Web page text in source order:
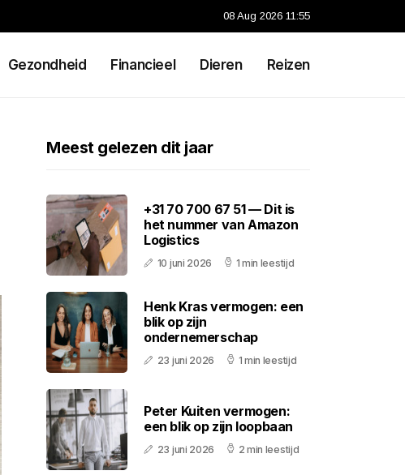
08 Aug 2026 11:55
Gezondheid Financieel Dieren Reizen
Meest gelezen dit jaar
+31 70 700 67 51 — Dit is
het nummer van Amazon
Logistics
10 juni 2026 1 min leestijd
Henk Kras vermogen: een
blik op zijn
ondernemerschap
23 juni 2026 1 min leestijd
Peter Kuiten vermogen:
een blik op zijn loopbaan
23 juni 2026 2 min leestijd